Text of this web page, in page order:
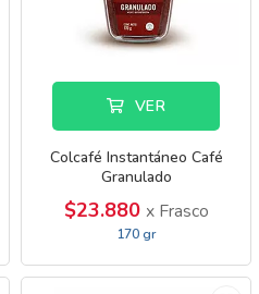
VER
Colcafé Instantáneo Café
Granulado
$23.880 x Frasco
170 gr